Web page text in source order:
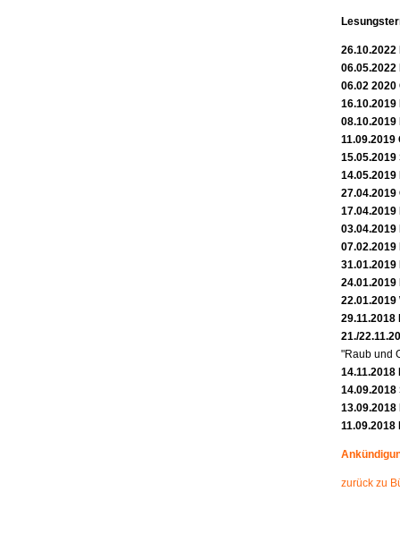
06.02
15.05.2019
27.04.2019
22.01.2019
29.11.2018
21./
"Raub und
14.11.2018
14.09.2018
zurück zu